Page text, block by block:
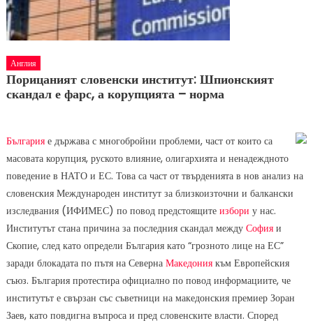
Англия
Порицаният словенски институт: Шпионският
скандал е фарс, а корупцията – норма
Българияе държава с многобройни проблеми, част от които са
масовата корупция, руското влияние, олигархията и ненадеждното
поведение в НАТО и ЕС. Това са част от твърденията в нов анализ на
словенския Международен институт за близкоизточни и балкански
изследвания (ИФИМЕС) по повод предстоящите избори у нас.
Институтът стана причина за последния скандал между Софияи
Скопие, след като определи България като “грозното лице на ЕС”
заради блокадата по пътя на Северна Македониякъм Европейския
съюз. България протестира официално по повод информациите, че
институтът е свързан със съветници на македонския премиер Зоран
Заев, като повдигна въпроса и пред словенските власти. Според